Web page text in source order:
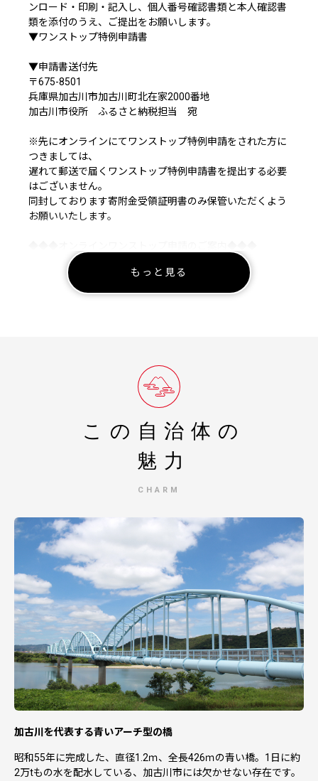
ンロード・印刷・記入し、個人番号確認書類と本人確認書
類を添付のうえ、ご提出をお願いします。
▼ワンストップ特例申請書
▼申請書送付先
〒675-8501
兵庫県加古川市加古川町北在家2000番地
加古川市役所 ふるさと納税担当 宛
※先にオンラインにてワンストップ特例申請をされた方に
つきましては、
遅れて郵送で届くワンストップ特例申請書を提出する必要
はございません。
同封しております寄附金受領証明書のみ保管いただくよう
お願いいたします。
ふるまど
よろしければ、ご活用くださいませ。
※ワンストップ特例申請の受付完了後は、メールにて通知
【年末年始の配送について】
お選びいただく返礼品の詳細ページの【発送期日】が目安
各事業者の年末年始の休業日及び年末のお申込件数増加に
伴い、配送が遅れる可能性がございますので、予めご了承
合もございますので、各返礼品の紹介ページをご覧くださ
い。
※返礼品の着日指定は承っておりませんが、
3日以上ご不
在の期間（年末年始含む）がある方は、お申込の際、必ず
備考欄にその旨ご記載をお願いいたします。
・寄附の申し込みにおいて、寄附金額の入力間違いや二重
申し込み等によるキャンセル、寄附金額の変更については
応じかねます。
・市内在住の方及び個人の方以外（法人等）につきまして
は、お礼の品を贈呈しておりません。
・記念品の配送伝票の「依頼主」欄は、各記念品事業者と
なります。記念品の配送先を寄附者様と異なる方に設定す
さと納税の記念品が届く」旨をお伝えください。
★★返礼品の発送について★★
もっと見る
この自治体の
魅力
CHARM
加古川を代表する青いアーチ型の橋
昭和55年に完成した、直径1.2ｍ、全長426ｍの青い橋。1日に約
2万tもの水を配水している、加古川市には欠かせない存在です。